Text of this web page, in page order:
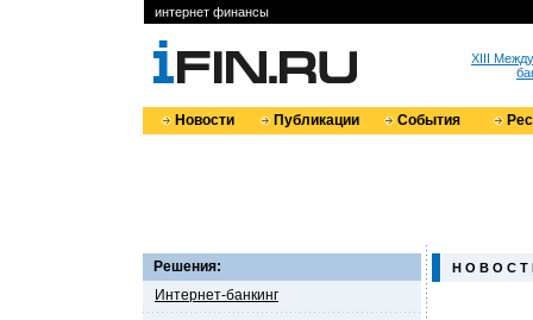
интернет финансы
XIII
Новости Публикации События
Решения:
Интернет-банкинг
Н О В О С Т